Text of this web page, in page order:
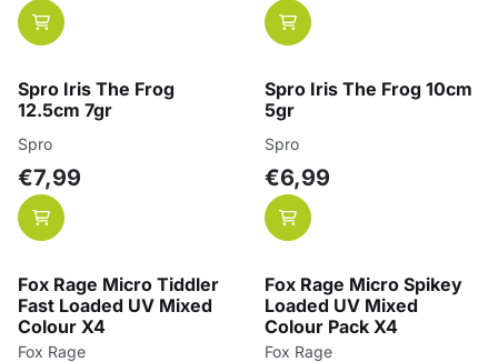
Spro Iris The Frog
12.5cm 7gr
Merk:
Spro
Prijs: 7,99
€7,99
Spro Iris The Frog 10cm
5gr
Merk:
Spro
Prijs: 6,99
€6,99
Fox Rage Micro Tiddler
Fast Loaded UV Mixed
Colour X4
Merk:
Fox Rage
Fox Rage Micro Spikey
Loaded UV Mixed
Colour Pack X4
Merk:
Fox Rage